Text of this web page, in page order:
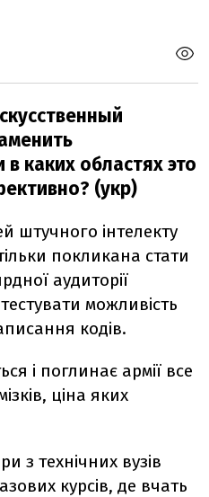
каких областях это
(укр)
штучного інтелекту
покликана стати
аудиторії
можливість
кодів.
і поглинає армії все
ціна яких
з технічних вузів
курсів, де вчать